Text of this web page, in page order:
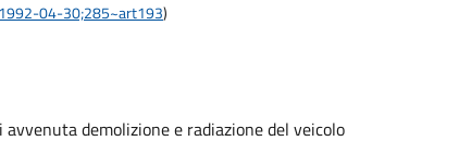
04-30;285~art193)
demolizione e radiazione del veicolo